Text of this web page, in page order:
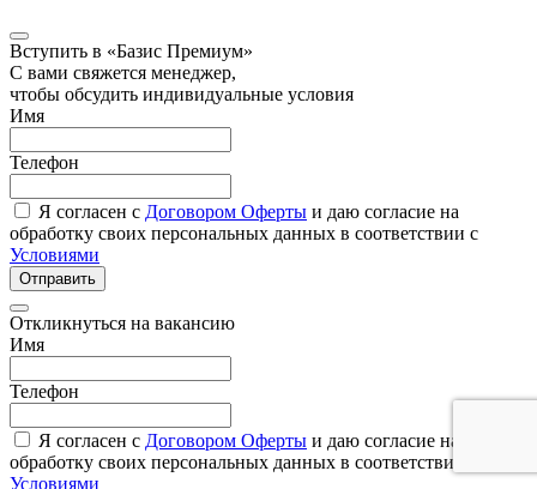
Вступить в «Базис Премиум»
С вами свяжется менеджер,
чтобы обсудить индивидуальные условия
Имя
Телефон
Я согласен с Договором Оферты и даю согласие на
обработку своих персональных данных в соответствии с
Условиями
Отправить
Откликнуться на вакансию
Имя
Телефон
Я согласен с Договором Оферты и даю согласие на
обработку своих персональных данных в соответствии с
Условиями